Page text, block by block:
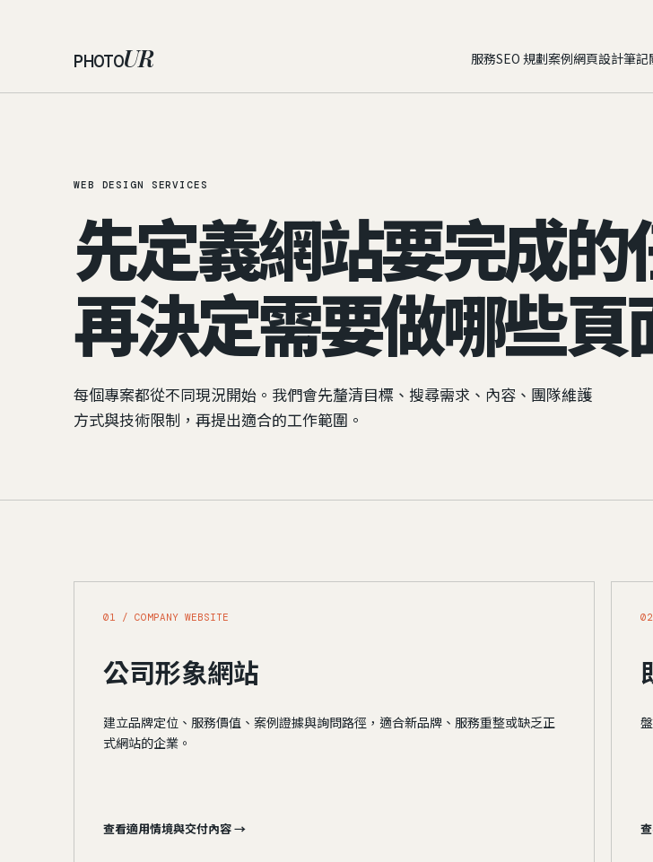
PHOTOUR 服務SEO 規劃案例網頁設計筆記
WEB DESIGN SERVICES
先定義網站要完成的
再決定需要做哪些頁
每個專案都從不同現況開始。我們會先釐清目標、搜尋需求、內容、團隊維護
方式與技術限制，再提出適合的工作範圍。
01 / COMPANY WEBSITE
公司形象網站
建立品牌定位、服務價值、案例證據與詢問路徑，適合新品牌、服務重整或缺乏正
式網站的企業。
查看適用情境與交付內容 →